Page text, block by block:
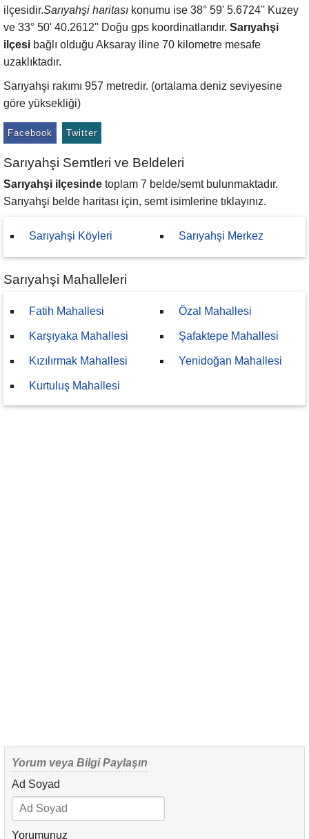
ilçesidir.Sarıyahşi haritası konumu ise 38° 59' 5.6724'' Kuzey
ve 33° 50' 40.2612'' Doğu gps koordinatlarıdır. Sarıyahşi
ilçesi bağlı olduğu Aksaray iline 70 kilometre mesafe
uzaklıktadır.
Sarıyahşi rakımı 957 metredir. (ortalama deniz seviyesine
göre yüksekliği)
Facebook Twitter
Sarıyahşi Semtleri ve Beldeleri
Sarıyahşi ilçesinde toplam 7 belde/semt bulunmaktadır.
Sarıyahşi belde haritası için, semt isimlerine tıklayınız.
Sarıyahşi Köyleri Sarıyahşi Merkez
Sarıyahşi Mahalleleri
Fatih Mahallesi
Karşıyaka Mahallesi
Kızılırmak Mahallesi
Kurtuluş Mahallesi
Özal Mahallesi
Şafaktepe Mahallesi
Yenidoğan Mahallesi
Yorum veya Bilgi Paylaşın
Ad Soyad
Yorumunuz